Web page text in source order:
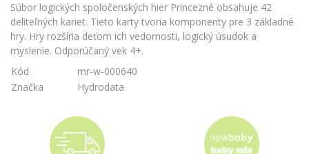
Súbor logických spoločenských hier Princezné obsahuje 42
deliteľných kariet. Tieto karty tvoria komponenty pre 3 základné
hry. Hry rozšíria deťom ich vedomosti, logický úsudok a
myslenie. Odporúčaný vek 4+.
Kód
mr-w-000640
Značka
Hydrodata